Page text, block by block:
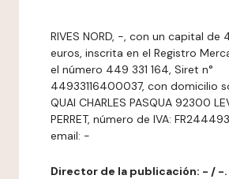
RIVES NORD, -, con un capital
euros, inscrita en el Registro
el número 449 331 164, Siret n°
44933116400037, con domicilio
QUAI CHARLES PASQUA 92300
PERRET, número de IVA:
email: -
Director de la publicación: - / -.